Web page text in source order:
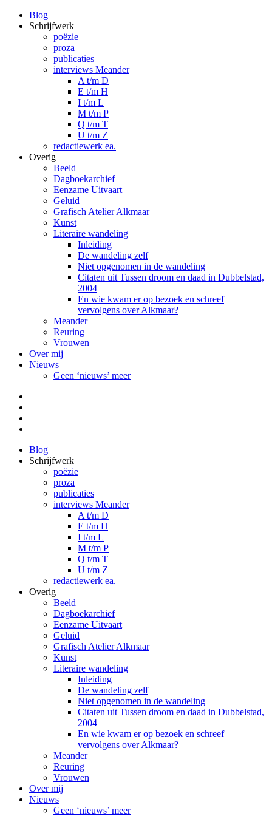
Blog
Schrijfwerk
poëzie
proza
publicaties
interviews Meander
A t/m D
E t/m H
I t/m L
M t/m P
Q t/m T
U t/m Z
redactiewerk ea.
Overig
Beeld
Dagboekarchief
Eenzame Uitvaart
Geluid
Grafisch Atelier Alkmaar
Kunst
Literaire wandeling
Inleiding
De wandeling zelf
Niet opgenomen in de wandeling
Citaten uit Tussen droom en daad in Dubbelstad,
2004
En wie kwam er op bezoek en schreef
vervolgens over Alkmaar?
Meander
Reuring
Vrouwen
Over mij
Nieuws
Geen ‘nieuws’ meer
Blog
Schrijfwerk
poëzie
proza
publicaties
interviews Meander
A t/m D
E t/m H
I t/m L
M t/m P
Q t/m T
U t/m Z
redactiewerk ea.
Overig
Beeld
Dagboekarchief
Eenzame Uitvaart
Geluid
Grafisch Atelier Alkmaar
Kunst
Literaire wandeling
Inleiding
De wandeling zelf
Niet opgenomen in de wandeling
Citaten uit Tussen droom en daad in Dubbelstad,
2004
En wie kwam er op bezoek en schreef
vervolgens over Alkmaar?
Meander
Reuring
Vrouwen
Over mij
Nieuws
Geen ‘nieuws’ meer